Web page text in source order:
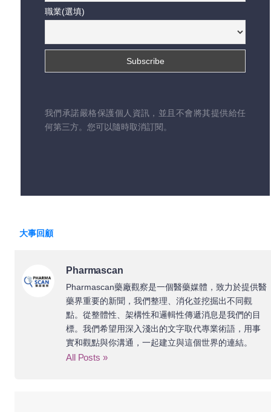
職業(選填)
我們承諾嚴格保護個人資訊，並且不會將其提供給任
何第三方。您可以隨時取消訂閱。
大事回顧
Pharmascan
Pharmascan藥廠觀察是一個醫藥媒體，致力於提供醫
藥界重要的新聞，我們整理、消化並挖掘出不同觀
點。從整體性、架構性和邏輯性傳遞消息是我們的目
標。我們希望用深入淺出的文字取代專業術語，用事
實和觀點與你溝通，一起建立與這個世界的連結。
All Posts »